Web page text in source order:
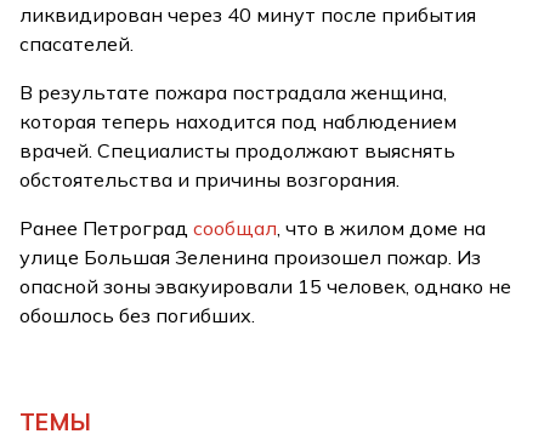
ликвидирован через 40 минут после прибытия
спасателей.
В результате пожара пострадала женщина,
которая теперь находится под наблюдением
врачей. Специалисты продолжают выяснять
обстоятельства и причины возгорания.
Ранее Петроградсообщал , что в жилом доме на
улице Большая Зеленина произошел пожар. Из
опасной зоны эвакуировали 15 человек, однако не
обошлось без погибших.
ТЕМЫ